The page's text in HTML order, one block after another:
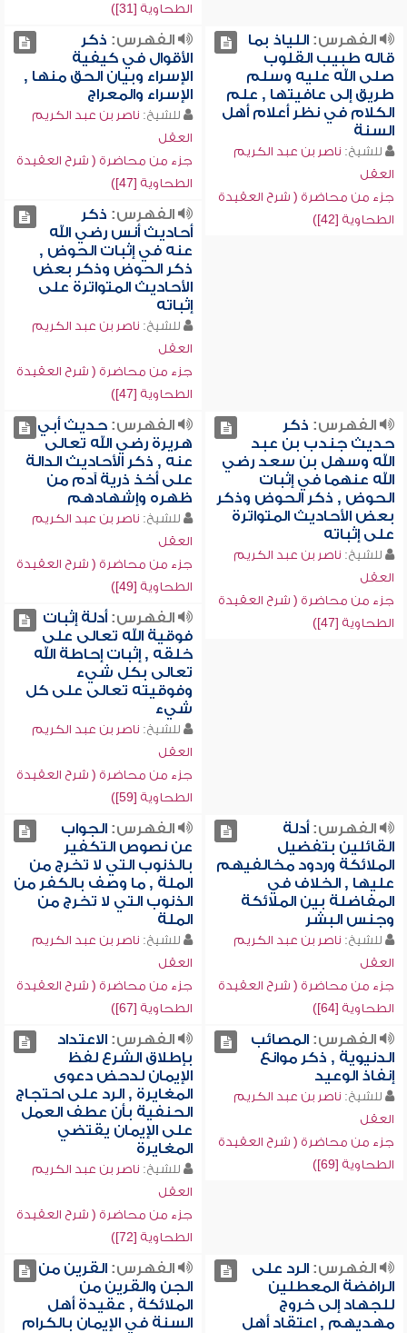
الطحاوية [31])
الفهرس:اللياذ بما
قاله طبيب القلوب
صلى الله عليه وسلم
طريق إلى عافيتها , علم
الكلام في نظر أعلام أهل
السنة
للشيخ: ناصر بن عبد الكريم
العقل
جزء من محاضرة ( شرح العقيدة
الطحاوية [42])
الفهرس: ذكر
الأقوال في كيفية
الإسراء وبيان الحق منها ,
الإسراء والمعراج
للشيخ: ناصر بن عبد الكريم
العقل
جزء من محاضرة ( شرح العقيدة
الطحاوية [47])
الفهرس: ذكر
أحاديث أنس رضي الله
عنه في إثبات الحوض ,
ذكر الحوض وذكر بعض
الأحاديث المتواترة على
إثباته
للشيخ: ناصر بن عبد الكريم
العقل
جزء من محاضرة ( شرح العقيدة
الطحاوية [47])
الفهرس: ذكر
حديث جندب بن عبد
الله وسهل بن سعد رضي
الله عنهما في إثبات
الحوض , ذكر الحوض وذكر
بعض الأحاديث المتواترة
على إثباته
للشيخ: ناصر بن عبد الكريم
العقل
جزء من محاضرة ( شرح العقيدة
الطحاوية [47])
الفهرس:حديث أبي
هريرة رضي الله تعالى
عنه , ذكر الأحاديث الدالة
على أخذ ذرية آدم من
ظهره وإشهادهم
للشيخ: ناصر بن عبد الكريم
العقل
جزء من محاضرة ( شرح العقيدة
الطحاوية [49])
الفهرس:أدلة إثبات
فوقية الله تعالى على
خلقه , إثبات إحاطة الله
تعالى بكل شيء
وفوقيته تعالى على كل
شيء
للشيخ: ناصر بن عبد الكريم
العقل
جزء من محاضرة ( شرح العقيدة
الطحاوية [59])
الفهرس:أدلة
القائلين بتفضيل
الملائكة وردود مخالفيهم
عليها , الخلاف في
المفاضلة بين الملائكة
وجنس البشر
للشيخ: ناصر بن عبد الكريم
العقل
جزء من محاضرة ( شرح العقيدة
الطحاوية [64])
الفهرس:الجواب
عن نصوص التكفير
بالذنوب التي لا تخرج من
الملة , ما وصف بالكفر من
الذنوب التي لا تخرج من
الملة
للشيخ: ناصر بن عبد الكريم
العقل
جزء من محاضرة ( شرح العقيدة
الطحاوية [67])
الفهرس:المصائب
الدنيوية , ذكر موانع
إنفاذ الوعيد
للشيخ: ناصر بن عبد الكريم
العقل
جزء من محاضرة ( شرح العقيدة
الطحاوية [69])
الفهرس:الاعتداد
بإطلاق الشرع لفظ
الإيمان لدحض دعوى
المغايرة , الرد على احتجاج
الحنفية بأن عطف العمل
على الإيمان يقتضي
المغايرة
للشيخ: ناصر بن عبد الكريم
العقل
جزء من محاضرة ( شرح العقيدة
الطحاوية [72])
الفهرس:الرد على
الرافضة المعطلين
للجهاد إلى خروج
مهديهم , اعتقاد أهل
الفهرس:القرين من
الجن والقرين من
الملائكة , عقيدة أهل
السنة في الإيمان بالكرام